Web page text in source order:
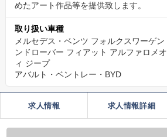
めたアート作品等を提供致します。
取り扱い車種
メルセデス・ベンツ フォルクスワーゲン
ンドローバー フィアット アルファロメオ
ィ ジープ
アバルト・ベントレー・BYD
求人情報 求人情報詳細